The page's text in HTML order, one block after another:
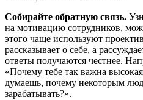
Собирайте обратную связь.
на мотивацию сотрудников,
этого чаще используют
рассказывает о себе, а
ответы получаются честнее.
«Почему тебе так важна
думаешь, почему некоторым
зарабатывать?».